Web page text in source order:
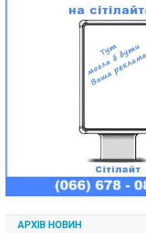
АРХІВ НОВИН